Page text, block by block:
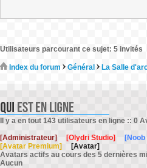
Utilisateurs parcourant ce sujet: 5 invités
Index du forum Général La Salle
Il y a en tout 143 utilisateurs en ligne :: 0
[Administrateur]
[Olydri Studio]
[Avatar Premium]
[Avatar]
Avatars actifs au cours des 5 dernières
Aucun